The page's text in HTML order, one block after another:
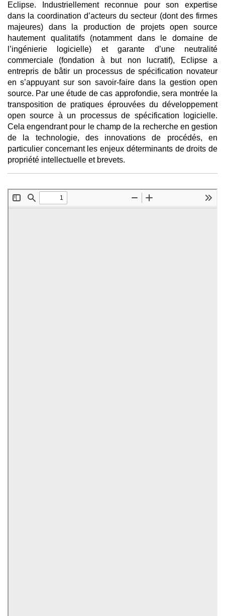
Eclipse. Industriellement reconnue pour son expertise
dans la coordination d’acteurs du secteur (dont des firmes
majeures) dans la production de projets open source
hautement qualitatifs (notamment dans le domaine de
l’ingénierie logicielle) et garante d’une neutralité
commerciale (fondation à but non lucratif), Eclipse a
entrepris de bâtir un processus de spécification novateur
en s’appuyant sur son savoir-faire dans la gestion open
source. Par une étude de cas approfondie, sera montrée la
transposition de pratiques éprouvées du développement
open source à un processus de spécification logicielle.
Cela engendrant pour le champ de la recherche en gestion
de la technologie, des innovations de procédés, en
particulier concernant les enjeux déterminants de droits de
propriété intellectuelle et brevets.